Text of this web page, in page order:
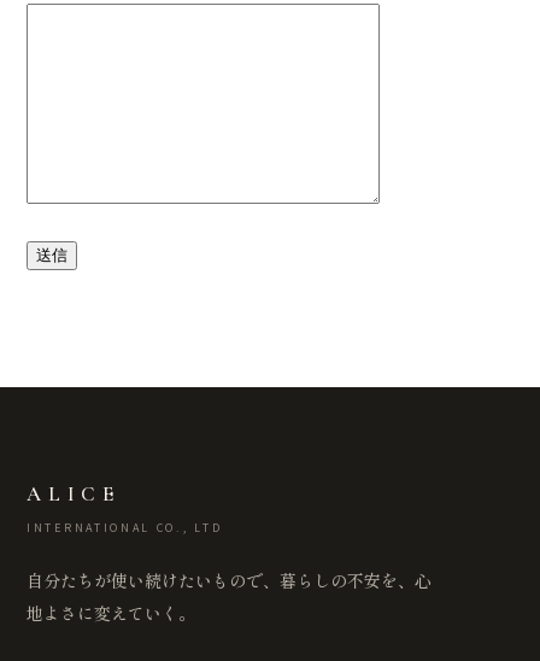
ALICE
INTERNATIONAL CO., LTD
自分たちが使い続けたいもので、暮らしの不安を、心
地よさに変えていく。